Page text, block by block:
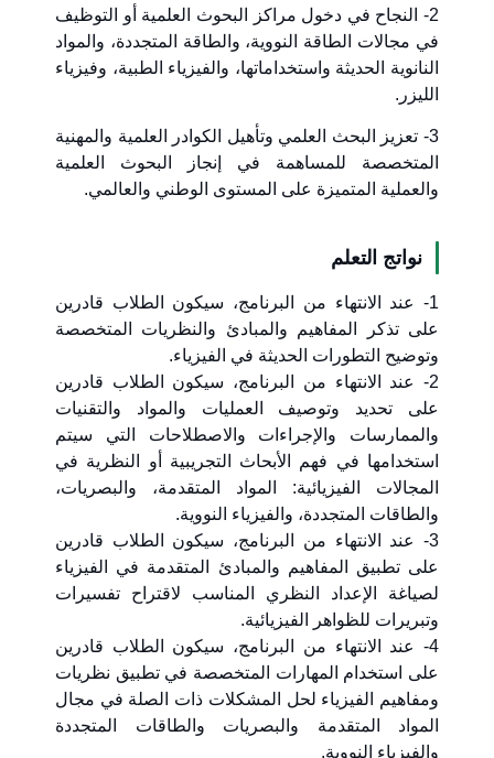
2- النجاح في دخول مراكز البحوث العلمية أو التوظيف
في مجالات الطاقة النووية، والطاقة المتجددة، والمواد
النانوية الحديثة واستخداماتها، والفيزياء الطبية، وفيزياء
الليزر.
3- تعزيز البحث العلمي وتأهيل الكوادر العلمية والمهنية
المتخصصة للمساهمة في إنجاز البحوث العلمية
والعملية المتميزة على المستوى الوطني والعالمي.
نواتج التعلم
1- عند الانتهاء من البرنامج، سيكون الطلاب قادرين
على تذكر المفاهيم والمبادئ والنظريات المتخصصة
وتوضيح التطورات الحديثة في الفيزياء.
2- عند الانتهاء من البرنامج، سيكون الطلاب قادرين
على تحديد وتوصيف العمليات والمواد والتقنيات
والممارسات والإجراءات والاصطلاحات التي سيتم
استخدامها في فهم الأبحاث التجريبية أو النظرية في
المجالات الفيزيائية: المواد المتقدمة، والبصريات،
والطاقات المتجددة، والفيزياء النووية.
3- عند الانتهاء من البرنامج، سيكون الطلاب قادرين
على تطبيق المفاهيم والمبادئ المتقدمة في الفيزياء
لصياغة الإعداد النظري المناسب لاقتراح تفسيرات
وتبريرات للظواهر الفيزيائية.
4- عند الانتهاء من البرنامج، سيكون الطلاب قادرين
على استخدام المهارات المتخصصة في تطبيق نظريات
ومفاهيم الفيزياء لحل المشكلات ذات الصلة في مجال
المواد المتقدمة والبصريات والطاقات المتجددة
والفيزياء النووية.